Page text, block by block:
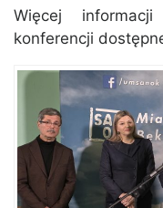
Więcej
konferencji